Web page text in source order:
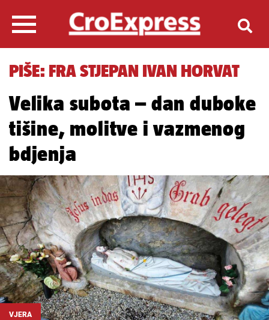
PIŠE: FRA STJEPAN IVAN HORVAT
Velika subota – dan duboke
tišine, molitve i vazmenog
bdjenja
VJERA